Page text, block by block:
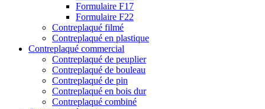
Formulaire F17
Formulaire F22
Contreplaqué filmé
Contreplaqué en plastique
Contreplaqué commercial
Contreplaqué de peuplier
Contreplaqué de bouleau
Contreplaqué de pin
Contreplaqué en bois dur
Contreplaqué combiné